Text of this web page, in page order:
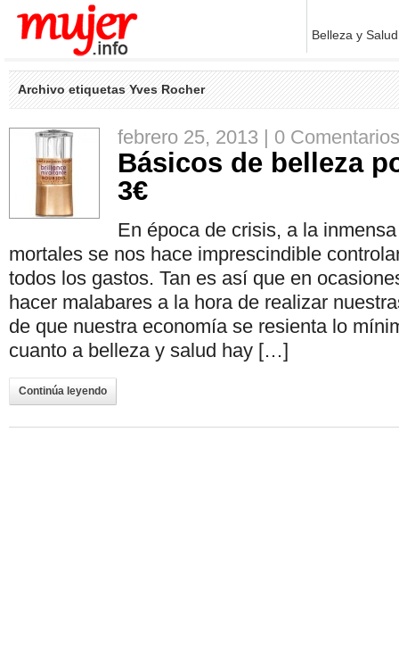
Belleza y Salud
Archivo etiquetas Yves Rocher
febrero 25, 2013 | 0 Comentarios
Básicos de belleza
3€
En época de crisis, a la
mortales se nos hace imprescindible
todos los gastos. Tan es así que en
hacer malabares a la hora de realizar
de que nuestra economía se resienta lo
cuanto a belleza y salud hay […]
Continúa leyendo